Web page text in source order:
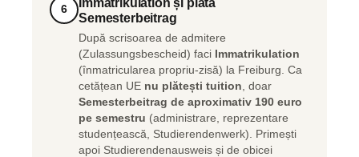
6
Immatrikulation și plata
Semesterbeitrag
După scrisoarea de admitere
(Zulassungsbescheid) faci Immatrikulation
(înmatricularea propriu-zisă) la Freiburg. Ca
cetățean UE nu plătești tuition , doar
Semesterbeitrag de aproximativ 190 euro
pe semestru (administrare, reprezentare
studențească, Studierendenwerk). Primești
apoi Studierendenausweis și de obicei